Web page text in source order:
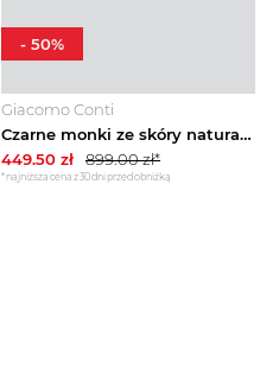
Giacomo Conti
Czarne monki ze skóry naturalnej 01029A90LNA Giacomo Conti
449.50 zł 899.00zł*
*najniższa cena z 30 dni przed obniżką
- 50%